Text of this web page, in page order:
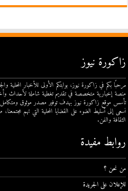
زاكورة نيوز
مرحبًا بكم في زاكورة نيوز، بوابتكم الأولى للأخبار المحلية
منصة إخبارية متخصصة في تقديم تغطية شاملة لأحداث
تأسس موقع زاكورة نيوز بهدف توفير مصدر موثوق ومتكامل
نسعى إلى تسليط الضوء على القضايا المحلية التي تهم
الثقافة والفن.
روابط مفيدة
من نحن ؟
للإعلان على الجريدة